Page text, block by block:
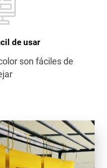
de usar
son fáciles de